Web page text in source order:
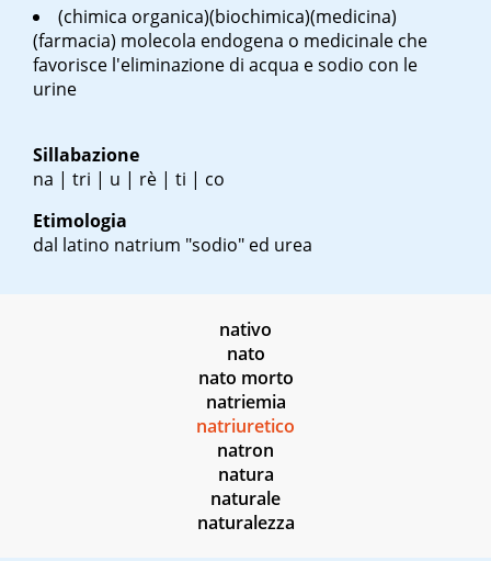
(chimica organica)(biochimica)(medicina)
(farmacia) molecola endogena o medicinale che
favorisce l'eliminazione di acqua e sodio con le
urine
Sillabazione
na | tri | u | rè | ti | co
Etimologia
dal latino natrium "sodio" ed urea
nativo
nato
nato morto
natriemia
natriuretico
natron
natura
naturale
naturalezza